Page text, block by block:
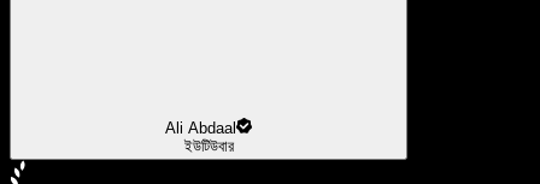
Ali Abdaal
ইউটিউবার